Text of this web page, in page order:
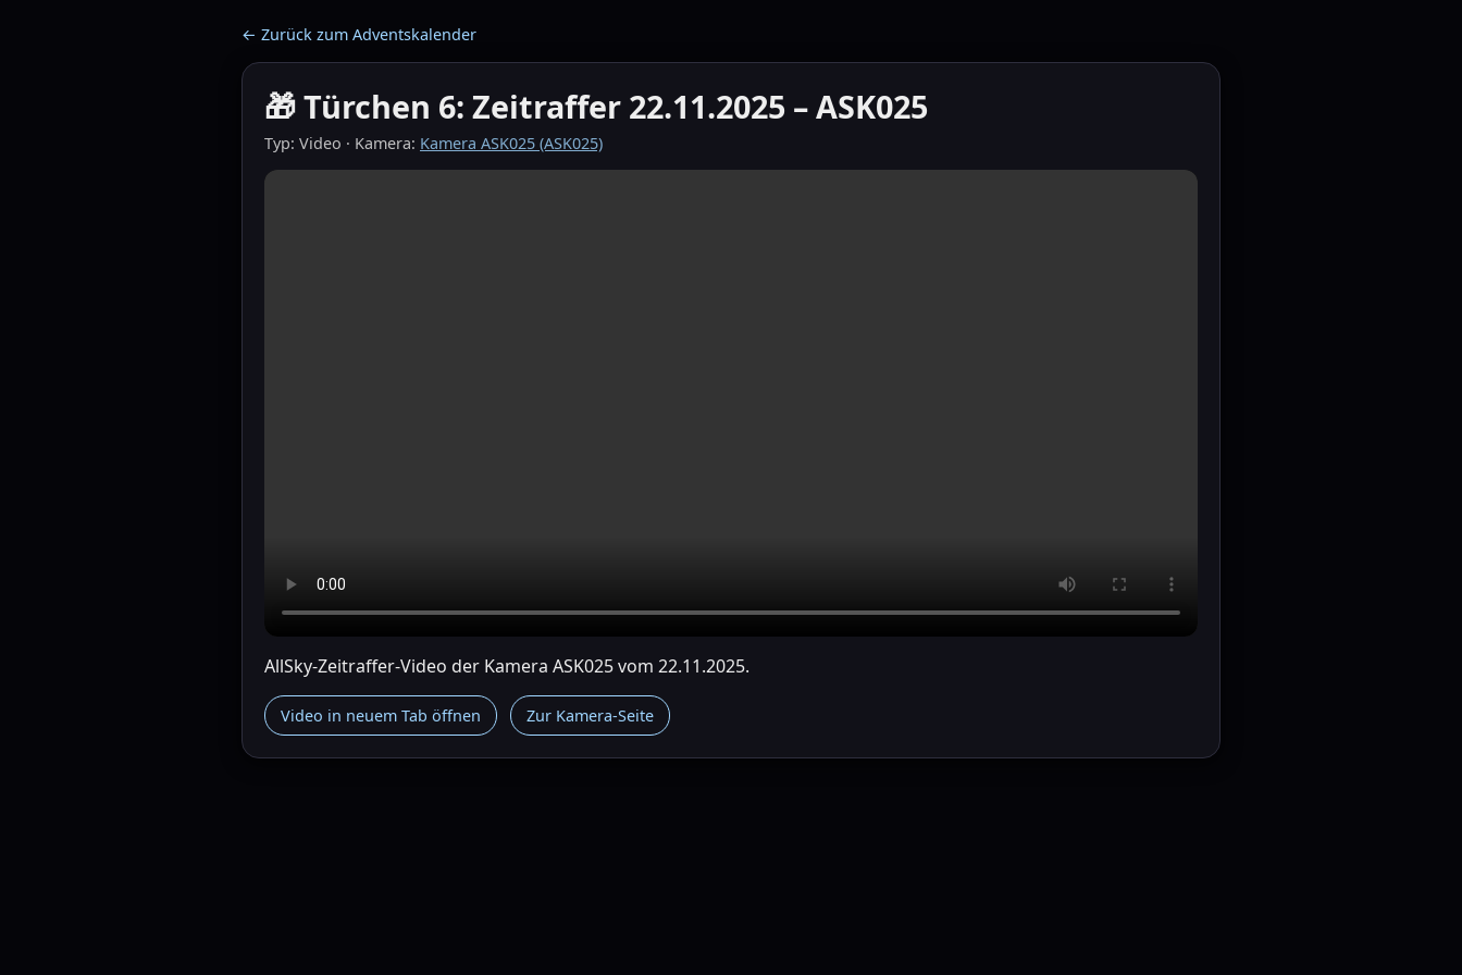
← Zurück zum Adventskalender
🎁 Türchen 6: Zeitraffer 22.11.2025 – ASK025
Typ: Video · Kamera: Kamera ASK025 (ASK025)
AllSky-Zeitraffer-Video der Kamera ASK025 vom 22.11.2025.
Video in neuem Tab öffnen Zur Kamera-Seite